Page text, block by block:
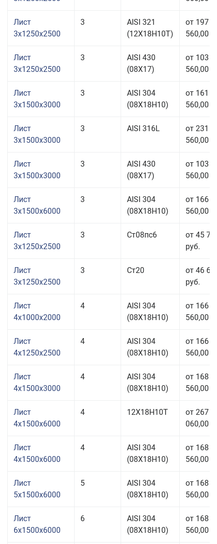
Лист
3x1250x2500
3
AISI 321
(12Х18Н10Т)
от 197
560,00
Лист
3x1250x2500
3
AISI 430
(08Х17)
от 103
560,00
Лист
3x1500x3000
3
AISI 304
(08Х18Н10)
от 161
560,00
Лист
3x1500x3000
3 AISI 316L
от 231
560,00
Лист
3x1500x3000
3
AISI 430
(08Х17)
от 103
560,00
Лист
3x1500x6000
3
AISI 304
(08Х18Н10)
от 166
560,00
Лист
3x1250x2500
3 Ст08пс6
от 45
руб.
Лист
3x1250x2500
3 Ст20
от 46
руб.
Лист
4x1000x2000
4
AISI 304
(08Х18Н10)
от 166
560,00
Лист
4x1250x2500
4
AISI 304
(08Х18Н10)
от 166
560,00
Лист
4x1500x3000
4
AISI 304
(08Х18Н10)
от 168
560,00
Лист
4x1500x6000
4 12Х18Н10Т
от 267
060,00
Лист
4x1500x6000
4
AISI 304
(08Х18Н10)
от 168
560,00
Лист
5x1500x6000
5
AISI 304
(08Х18Н10)
от 168
560,00
Лист
6x1500x6000
6
AISI 304
(08Х18Н10)
от 168
560,00